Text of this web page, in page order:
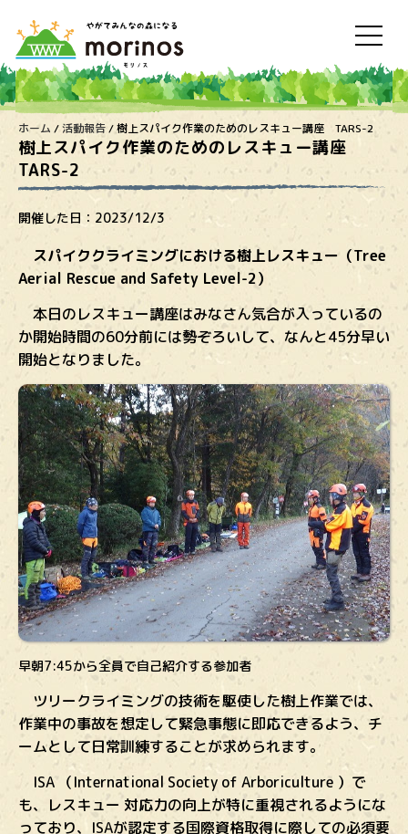
ホーム /活動報告/樹上スパイク作業のためのレスキュー講座 TARS-2
樹上スパイク作業のためのレスキュー講座
TARS-2
開催した日： 2023/12/3
スパイククライミングにおける樹上レスキュー（Tree
Aerial Rescue and Safety Level-2）
本日のレスキュー講座はみなさん気合が入っているの
か開始時間の60分前には勢ぞろいして、なんと45分早い
開始となりました。
早朝7:45から全員で自己紹介する参加者
ツリークライミングの技術を駆使した樹上作業では、
作業中の事故を想定して緊急事態に即応できるよう、チ
ームとして日常訓練することが求められます。
ISA （International Society of Arboriculture ）で
も、レスキュー 対応力の向上が特に重視されるようにな
っており、ISAが認定する国際資格取得に際しての必須要